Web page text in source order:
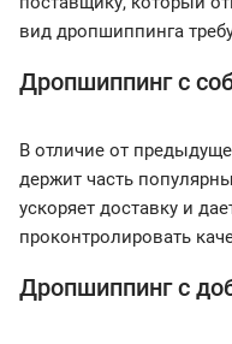
вид дропшиппинга
Дропшиппинг с
В отличие от
держит часть
ускоряет доставку и
проконтролировать
Дропшиппинг с